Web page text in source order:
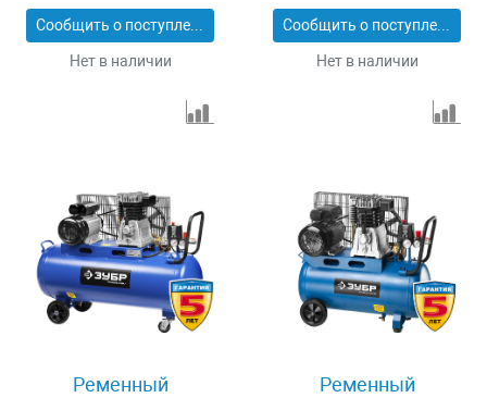
58011
Сообщить о поступлении
Нет в наличии
Сообщить о поступлении
Нет в наличии
Ременный
Ременный